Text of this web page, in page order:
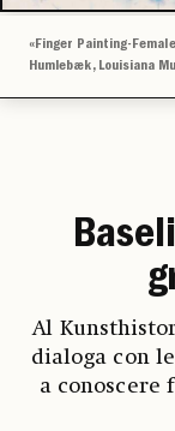
«Finger Painting-
Humlebæk, Louisiana
Al
dialoga con
a conoscere